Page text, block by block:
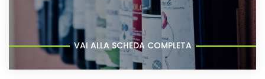
VAI ALLA SCHEDA COMPLETA